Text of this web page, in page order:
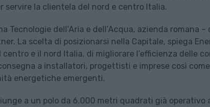
servire la clientela del nord e centro Italia.
Tecnologie dell’Aria e dell’Acqua, azienda romana –
La scelta di posizionarsi nella Capitale, spiega
e il nord Italia, di migliorare l’efficienza delle
a installatori, progettisti e imprese così
energetiche emergenti.
a un polo da 6.000 metri quadrati già operativo